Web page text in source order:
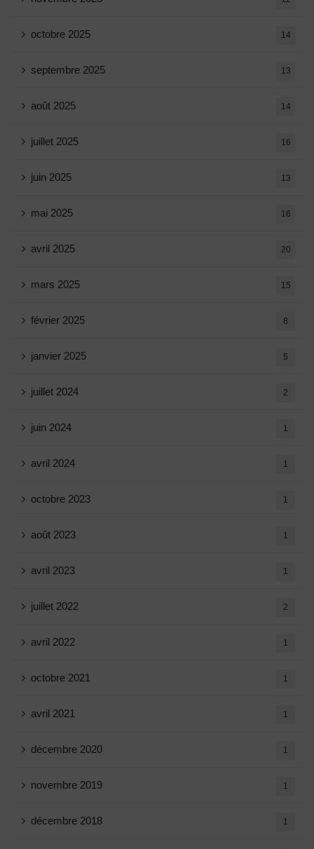
octobre 2025 14
septembre 2025 13
août 2025 14
juillet 2025 16
juin 2025 13
mai 2025 16
avril 2025 20
mars 2025 15
février 2025 8
janvier 2025 5
juillet 2024 2
juin 2024 1
avril 2024 1
octobre 2023 1
août 2023 1
avril 2023 1
juillet 2022 2
avril 2022 1
octobre 2021 1
avril 2021 1
décembre 2020 1
novembre 2019 1
décembre 2018 1